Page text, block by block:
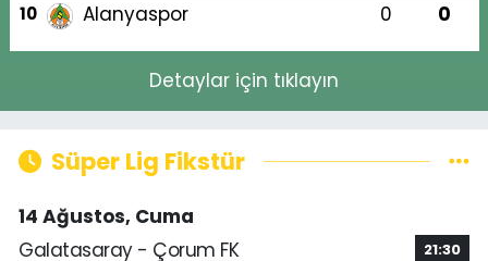
10 Alanyaspor 0 0
Detaylar için tıklayın
Süper Lig Fikstür
14 Ağustos, Cuma
Galatasaray - Çorum FK
21:30